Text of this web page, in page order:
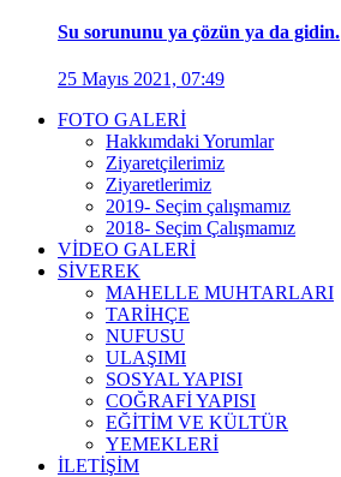
Su sorununu ya çözün ya da gidin.
25 Mayıs 2021, 07:49
FOTO GALERİ
Hakkımdaki Yorumlar
Ziyaretçilerimiz
Ziyaretlerimiz
2019- Seçim çalışmamız
2018- Seçim Çalışmamız
VİDEO GALERİ
SİVEREK
MAHELLE MUHTARLARI
TARİHÇE
NUFUSU
ULAŞIMI
SOSYAL YAPISI
COĞRAFİ YAPISI
EĞİTİM VE KÜLTÜR
YEMEKLERİ
İLETİŞİM